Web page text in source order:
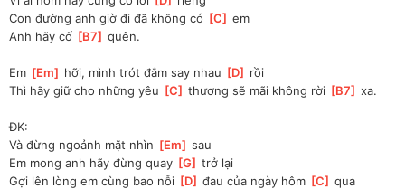
Con đường anh giờ đi đã không có [C ] em
Anh hãy cố [B7 ] quên.
Em [Em hỡi, mình trót đắm say nhau [D
rồi
Thì hãy giữ cho những yêu [C ] thương sẽ mãi không rời [B7 ] xa.
ĐK:
Và đừng ngoảnh mặt nhìn [Em ] sau
Em mong anh hãy đừng quay [G ] trở lại
Gợi lên lòng em cùng bao nỗi [D ] đau của ngày hôm [C ] qua